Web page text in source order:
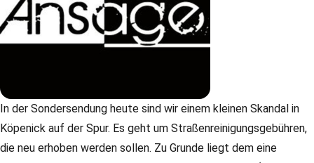
In der Sondersendung heute sind wir einem kleinen Skandal in
Köpenick auf der Spur. Es geht um Straßenreinigungsgebühren,
die neu erhoben werden sollen. Zu Grunde liegt dem eine